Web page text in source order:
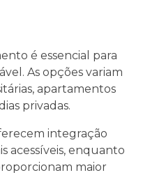
é essencial para
As opções variam
apartamentos
privadas.
integração
acessíveis, enquanto
maior